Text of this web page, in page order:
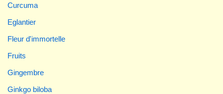
Curcuma
Eglantier
Fleur d'immortelle
Fruits
Gingembre
Ginkgo biloba